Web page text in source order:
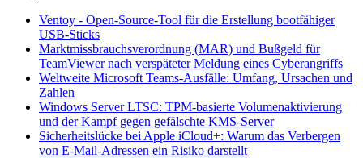
Ventoy - Open-Source-Tool für die Erstellung bootfähiger
USB-Sticks
Marktmissbrauchsverordnung (MAR) und Bußgeld für
TeamViewer nach verspäteter Meldung eines Cyberangriffs
Weltweite Microsoft Teams-Ausfälle: Umfang, Ursachen und
Zahlen
Windows Server LTSC: TPM-basierte Volumenaktivierung
und der Kampf gegen gefälschte KMS-Server
Sicherheitslücke bei Apple iCloud+: Warum das Verbergen
von E-Mail-Adressen ein Risiko darstellt